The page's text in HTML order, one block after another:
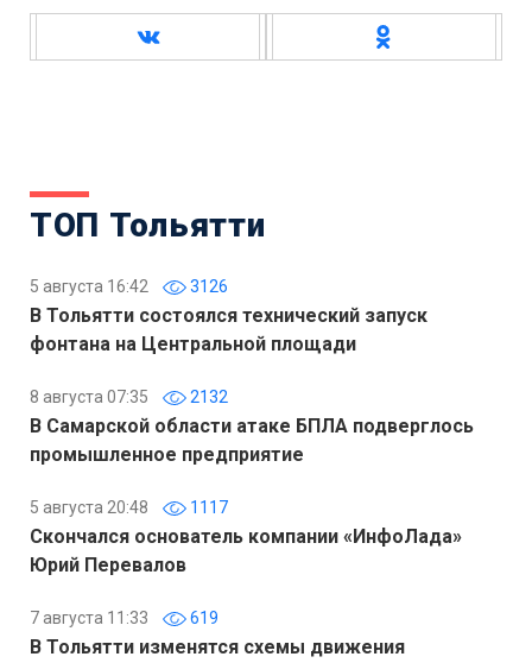
ТОП Тольятти
5 августа 16:42 3126
В Тольятти состоялся технический запуск
фонтана на Центральной площади
8 августа 07:35 2132
В Самарской области атаке БПЛА подверглось
промышленное предприятие
5 августа 20:48 1117
Скончался основатель компании «ИнфоЛада»
Юрий Перевалов
7 августа 11:33 619
В Тольятти изменятся схемы движения